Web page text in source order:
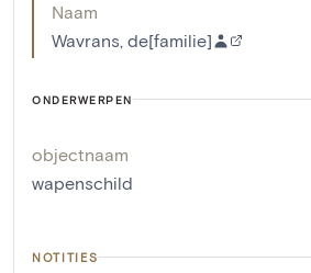
Naam
Wavrans, de[familie]
ONDERWERPEN
objectnaam
wapenschild
NOTITIES